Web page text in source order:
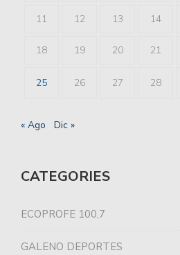
11 12 13 14
18 19 20 21
25 26 27 28
« Ago Dic »
CATEGORIES
ECOPROFE 100,7
GALENO DEPORTES